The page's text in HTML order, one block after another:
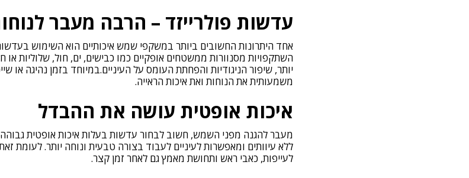
עדשות פולרייזד – הרבה מעבר
אחד היתרונות החשובים ביותר במשקפי שמש איכותיים הוא השימוש
השתקפויות מסנוורות ממשטחים אופקיים כמו כבישים, ים, חול, שלוליות או
יותר, שיפור הניגודיות והפחתת העומס על העיניים.במיוחד בזמן נהיגה או
משמעותית את הנוחות ואת איכות הראייה.
איכות אופטית עושה את ההבדל
מעבר להגנה מפני השמש, חשוב לבחור עדשות בעלות איכות אופטית
ללא עיוותים ומאפשרות לעיניים לעבוד בצורה טבעית ונוחה יותר. לעומת
לעייפות, כאבי ראש ותחושת מאמץ גם לאחר זמן קצר.